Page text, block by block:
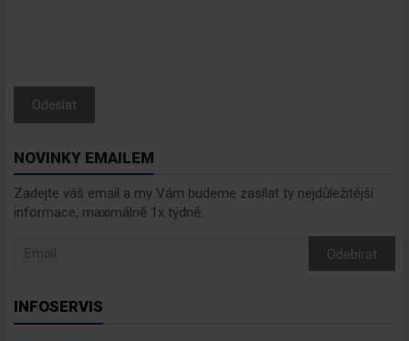
Odeslat
NOVINKY EMAILEM
Zadejte váš email a my Vám budeme zasílat ty nejdůležitější
informace, maximálně 1x týdně.
Odebírat
INFOSERVIS